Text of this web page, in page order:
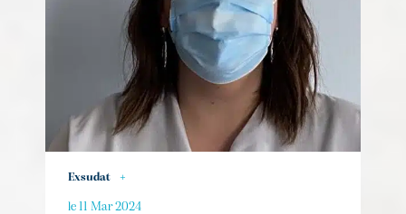
Exsudat +
le 11 Mar 2024